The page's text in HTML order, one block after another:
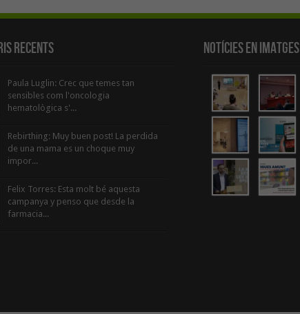
Recents
Paula Luglin: Crec que temes tan
sensibles com l'oncologia
hematològica s'...
Rebirthing: Muy buen post! La perdida
de una mama es un choque muy
impor...
Felix Torres: Esta molt bé aquesta
campanya y penso que desde la
farmacia...
Notícies en Imatges